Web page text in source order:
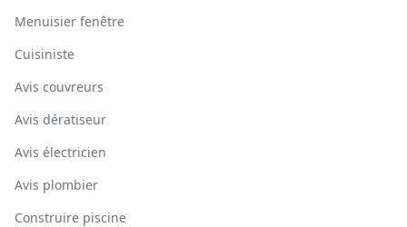
Menuisier fenêtre
Cuisiniste
Avis couvreurs
Avis dératiseur
Avis électricien
Avis plombier
Construire piscine